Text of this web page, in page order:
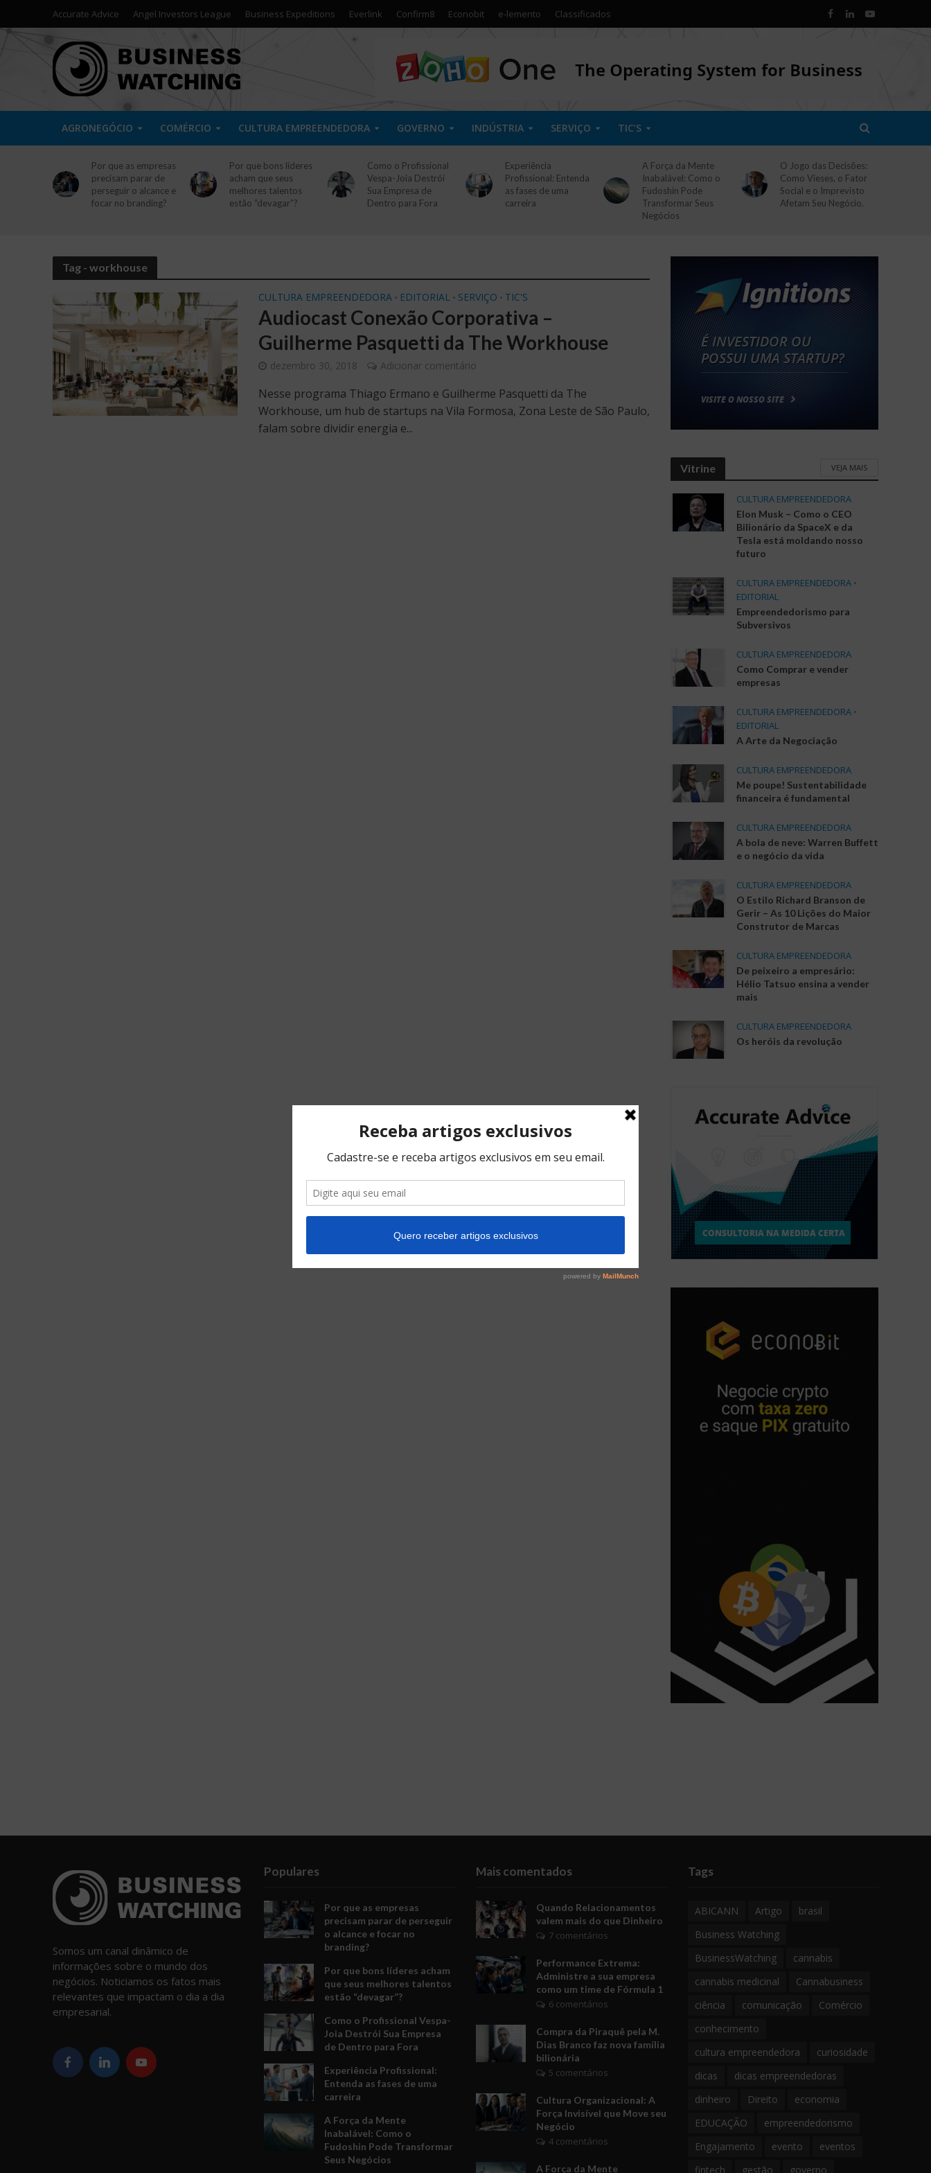
Accurate Advice Angel Investors League Business Expeditions Everlink Confirm8 Econobit e-lemento Classificados
AGRONEGÓCIO COMÉRCIO CULTURA EMPREENDEDORA GOVERNO INDÚSTRIA SERVIÇO TIC’S
Por que as empresas
precisam parar de
perseguir o alcance e
focar no branding?
Por que bons líderes
acham que seus
melhores talentos
estão “devagar”?
Como o Profissional
Vespa-Joia Destrói
Sua Empresa de
Dentro para Fora
Experiência
Profissional: Entenda
as fases de uma
carreira
A Força da Mente
Inabalável: Como o
Fudoshin Pode
Transformar Seus
Negócios
O Jogo das Decisões:
Como Vieses, o Fator
Social e o Imprevisto
Afetam Seu Negócio.
Tag - workhouse
CULTURA EMPREENDEDORA • EDITORIAL • SERVIÇO • TIC'S
Audiocast Conexão Corporativa –
Guilherme Pasquetti da The Workhouse
dezembro 30, 2018 Adicionar comentário
Nesse programa Thiago Ermano e Guilherme Pasquetti da The
Workhouse, um hub de startups na Vila Formosa, Zona Leste de São Paulo,
falam sobre dividir energia e...
Vitrine VEJA MAIS
CULTURA EMPREENDEDORA
Elon Musk – Como o CEO
Bilionário da SpaceX e da
Tesla está moldando nosso
futuro
CULTURA EMPREENDEDORA •
EDITORIAL
Empreendedorismo para
Subversivos
CULTURA EMPREENDEDORA
Como Comprar e vender
empresas
CULTURA EMPREENDEDORA •
EDITORIAL
A Arte da Negociação
CULTURA EMPREENDEDORA
Me poupe! Sustentabilidade
financeira é fundamental
CULTURA EMPREENDEDORA
A bola de neve: Warren Buffett
e o negócio da vida
CULTURA EMPREENDEDORA
O Estilo Richard Branson de
Gerir – As 10 Lições do Maior
Construtor de Marcas
CULTURA EMPREENDEDORA
De peixeiro a empresário:
Hélio Tatsuo ensina a vender
mais
CULTURA EMPREENDEDORA
Os heróis da revolução
Somos um canal dinâmico de
informações sobre o mundo dos
negócios. Noticiamos os fatos mais
relevantes que impactam o dia a dia
empresarial.
Populares
Por que as empresas
precisam parar de perseguir
o alcance e focar no
branding?
Por que bons líderes acham
que seus melhores talentos
estão “devagar”?
Como o Profissional Vespa-
Joia Destrói Sua Empresa
de Dentro para Fora
Experiência Profissional:
Entenda as fases de uma
carreira
A Força da Mente
Inabalável: Como o
Fudoshin Pode Transformar
Seus Negócios
Mais comentados
Quando Relacionamentos
valem mais do que Dinheiro
7 comentários
Performance Extrema:
Administre a sua empresa
como um time de Fórmula 1
6 comentários
Compra da Piraquê pela M.
Dias Branco faz nova família
bilionária
5 comentários
Cultura Organizacional: A
Força Invisível que Move seu
Negócio
4 comentários
A Força da Mente
Tags
ABICANN Artigo
brasil
Business Watching
BusinessWatching
cannabis
cannabis medicinal
Cannabusiness
ciência
comunicação
Comércio
conhecimento
cultura empreendedora
curiosidade
dicas
dicas empreendedoras
dinheiro
Direito
economia
EDUCAÇÃO
empreendedorismo
Engajamento
evento
eventos
fintech
gestão governo